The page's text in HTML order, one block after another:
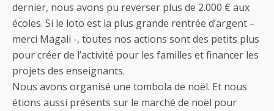
dernier, nous avons pu reverser plus de 2.000 € aux
écoles. Si le loto est la plus grande rentrée d’argent –
merci Magali -, toutes nos actions sont des petits plus
pour créer de l’activité pour les familles et financer les
projets des enseignants.
Nous avons organisé une tombola de noël. Et nous
étions aussi présents sur le marché de noël pour